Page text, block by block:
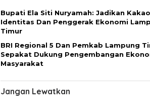
s
Bupati Ela Siti Nuryamah: Jadikan Kakao
Identitas Dan Penggerak Ekonomi
Timur
BRI Regional 5 Dan Pemkab Lampung
Sepakat Dukung Pengembangan
Masyarakat
Jangan Lewatkan